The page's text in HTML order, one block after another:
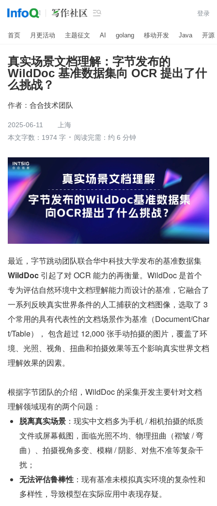
 登录
首页 月更活动 主题征文 AI golang 移动开发 Java 开源
真实场景文档理解：字节发布的
WildDoc 基准数据集向 OCR 提出了什
么挑战？
作者： 合合技术团队
2025-06-11
上海
本文字数：1974 字
阅读完需：约 6 分钟
WildDoc 引起了对 OCR 能力的再衡量。WildDoc 是首个
专为评估自然环境中文档理解能力而设计的基准，它融合了
一系列反映真实世界条件的人工捕获的文档图像，选取了 3
个常用的具有代表性的文档场景作为基准（Document/Char
t/Table）， 包含超过 12,000 张手动拍摄的图片，覆盖了环
境、光照、视角、扭曲和拍摄效果等五个影响真实世界文档
理解效果的因素。
根据字节团队的介绍，WildDoc 的采集开发主要针对文档
理解领域现有的两个问题：
脱离真实场景 ：现实中文档多为手机 / 相机拍摄的纸质
文件或屏幕截图，面临光照不均、物理扭曲（褶皱 / 弯
曲）、拍摄视角多变、模糊 / 阴影、对焦不准等复杂干
扰；
无法评估鲁棒性 ：现有基准未模拟真实环境的复杂性和
多样性，导致模型在实际应用中表现存疑。